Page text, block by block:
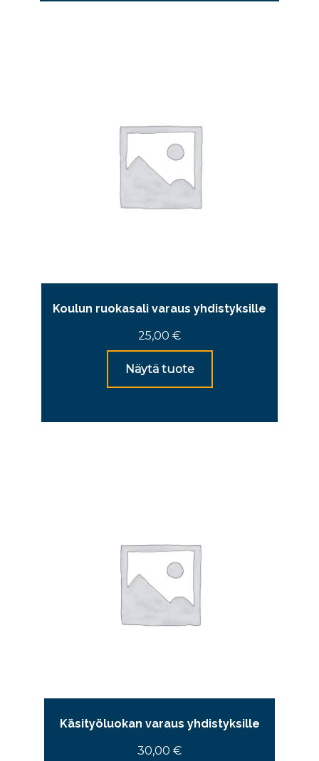
Koulun ruokasali varaus yhdistyksille
25,00 €
Näytä tuote
Käsityöluokan varaus yhdistyksille
30,00 €